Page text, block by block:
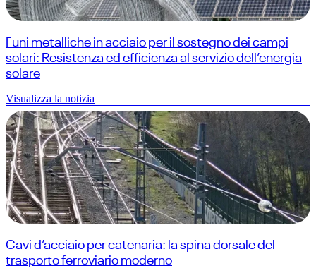
Funi metalliche in acciaio per il sostegno dei campi
solari: Resistenza ed efficienza al servizio dell’energia
solare
Visualizza la notizia
Cavi d’acciaio per catenaria: la spina dorsale del
trasporto ferroviario moderno